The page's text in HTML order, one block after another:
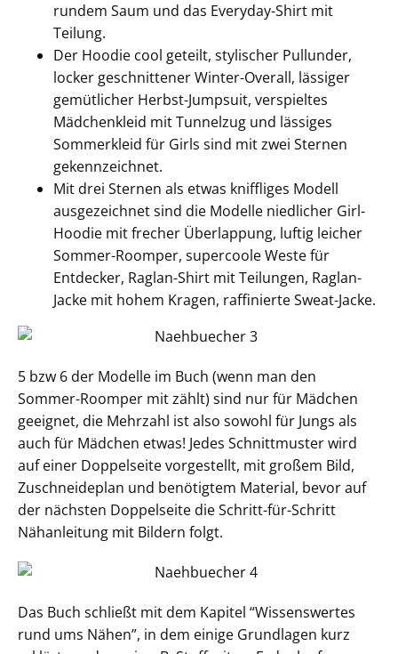
rundem Saum und das Everyday-Shirt mit
Teilung.
Der Hoodie cool geteilt, stylischer Pullunder,
locker geschnittener Winter-Overall, lässiger
gemütlicher Herbst-Jumpsuit, verspieltes
Mädchenkleid mit Tunnelzug und lässiges
Sommerkleid für Girls sind mit zwei Sternen
gekennzeichnet.
Mit drei Sternen als etwas kniffliges Modell
ausgezeichnet sind die Modelle niedlicher Girl-
Hoodie mit frecher Überlappung, luftig leicher
Sommer-Roomper, supercoole Weste für
Entdecker, Raglan-Shirt mit Teilungen, Raglan-
Jacke mit hohem Kragen, raffinierte Sweat-Jacke.
5 bzw 6 der Modelle im Buch (wenn man den
Sommer-Roomper mit zählt) sind nur für Mädchen
geeignet, die Mehrzahl ist also sowohl für Jungs als
auch für Mädchen etwas! Jedes Schnittmuster wird
auf einer Doppelseite vorgestellt, mit großem Bild,
Zuschneideplan und benötigtem Material, bevor auf
der nächsten Doppelseite die Schritt-für-Schritt
Nähanleitung mit Bildern folgt.
Das Buch schließt mit dem Kapitel “Wissenswertes
rund ums Nähen”, in dem einige Grundlagen kurz